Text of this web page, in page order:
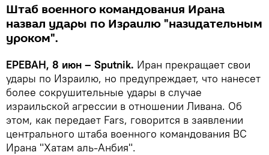
Штаб военного командования Ирана
назвал удары по Израилю "назидательным
уроком".
ЕРЕВАН, 8 июн – Sputnik. Иран прекращает свои
удары по Израилю, но предупреждает, что нанесет
более сокрушительные удары в случае
израильской агрессии в отношении Ливана. Об
этом, как передает Fars, говорится в заявлении
центрального штаба военного командования ВС
Ирана "Хатам аль-Анбия".